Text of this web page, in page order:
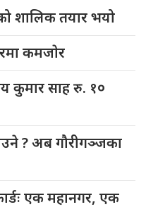
शालिक तयार भयो
कमजाेर
कुमार साह रु. १०
? अब गौरीगञ्जका
एक महानगर, एक